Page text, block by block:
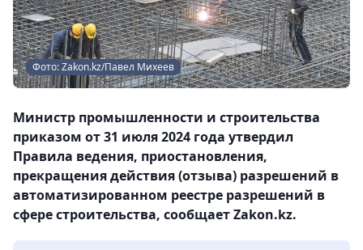
Фото: Zakon.kz/Павел Михеев
Министр промышленности и строительства
приказом от 31 июля 2024 года утвердил
Правила ведения, приостановления,
прекращения действия (отзыва) разрешений в
автоматизированном реестре разрешений в
сфере строительства, сообщает Zakon.kz.